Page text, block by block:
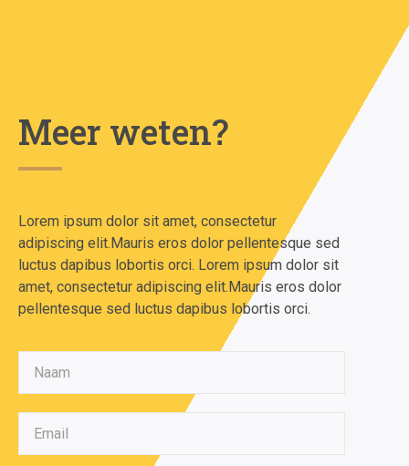
Meer weten?
Lorem ipsum dolor sit amet, consectetur
adipiscing elit.Mauris eros dolor pellentesque sed
luctus dapibus lobortis orci. Lorem ipsum dolor sit
amet, consectetur adipiscing elit.Mauris eros dolor
pellentesque sed luctus dapibus lobortis orci.